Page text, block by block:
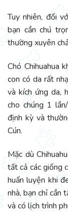
Tuy nhiên, đối
bạn cần chú
thường xuyên
Chó Chihuahua
con có da rất
và kích ứng da,
cho chúng 1
định kỳ và
Cún.
Mặc dù
tất cả các giống
huấn luyện khi
nhà, bạn chỉ cần
và có lịch trình